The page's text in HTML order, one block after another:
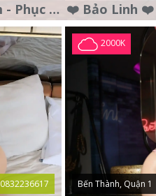
Ngọc Duyên ♥️ Siêu Dâm - Phục Vụ Tận Tình - Chu Đáo
0832236617
2000K
Bến Thành, Quận 1